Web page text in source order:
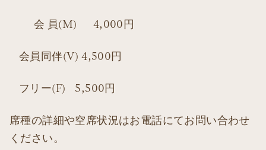
会 員(M) 4,000円
会員同伴(V) 4,500円
フリー(F) 5,500円
席種の詳細や空席状況はお電話にてお問い合わせ
ください。